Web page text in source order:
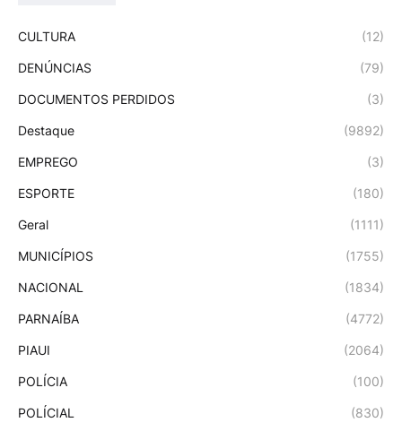
CULTURA (12)
DENÚNCIAS (79)
DOCUMENTOS PERDIDOS (3)
Destaque (9892)
EMPREGO (3)
ESPORTE (180)
Geral (1111)
MUNICÍPIOS (1755)
NACIONAL (1834)
PARNAÍBA (4772)
PIAUI (2064)
POLÍCIA (100)
POLÍCIAL (830)